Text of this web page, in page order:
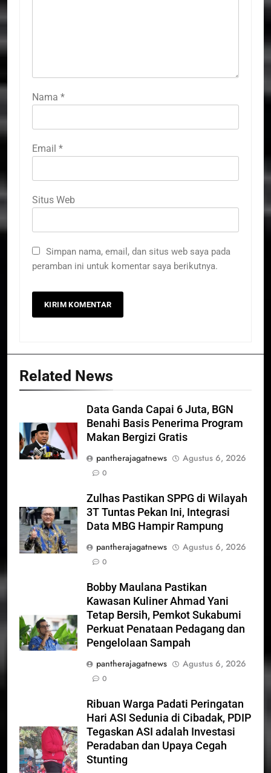
Nama *
Email *
Situs Web
Simpan nama, email, dan situs web saya pada
peramban ini untuk komentar saya berikutnya.
Related News
Data Ganda Capai 6 Juta, BGN
Benahi Basis Penerima Program
Makan Bergizi Gratis
pantherajagatnews
Agustus 6, 2026
0
Zulhas Pastikan SPPG di Wilayah
3T Tuntas Pekan Ini, Integrasi
Data MBG Hampir Rampung
pantherajagatnews
Agustus 6, 2026
0
Bobby Maulana Pastikan
Kawasan Kuliner Ahmad Yani
Tetap Bersih, Pemkot Sukabumi
Perkuat Penataan Pedagang dan
Pengelolaan Sampah
pantherajagatnews
Agustus 6, 2026
0
Ribuan Warga Padati Peringatan
Hari ASI Sedunia di Cibadak, PDIP
Tegaskan ASI adalah Investasi
Peradaban dan Upaya Cegah
Stunting